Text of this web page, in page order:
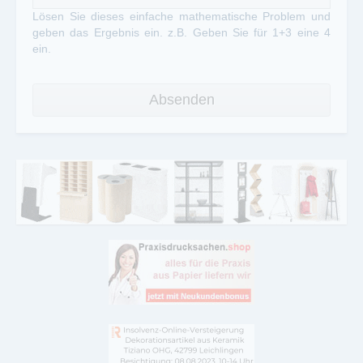
Lösen Sie dieses einfache mathematische Problem und
geben das Ergebnis ein. z.B. Geben Sie für 1+3 eine 4
ein.